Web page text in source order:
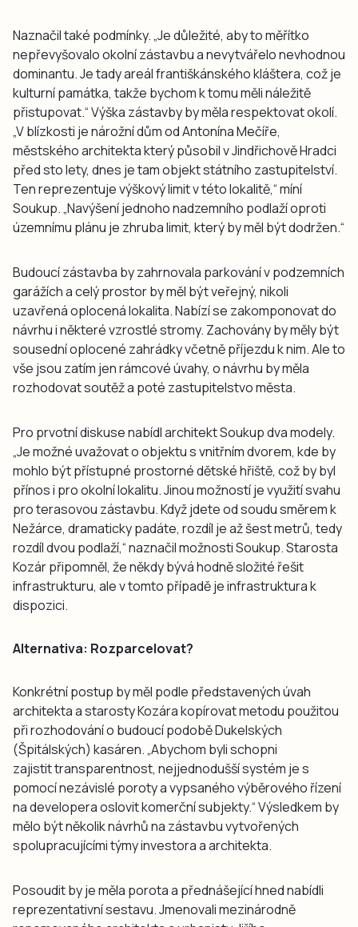
Naznačil také podmínky. „Je důležité, aby to měřítko
nepřevyšovalo okolní zástavbu a nevytvářelo nevhodnou
dominantu. Je tady areál františkánského kláštera, což je
kulturní památka, takže bychom k tomu měli náležitě
přistupovat.“ Výška zástavby by měla respektovat okolí.
„V blízkosti je nárožní dům od Antonína Mečíře,
městského architekta který působil v Jindřichově Hradci
před sto lety, dnes je tam objekt státního zastupitelství.
Ten reprezentuje výškový limit v této lokalitě,“ míní
Soukup. „Navýšení jednoho nadzemního podlaží oproti
územnímu plánu je zhruba limit, který by měl být dodržen.“
Budoucí zástavba by zahrnovala parkování v podzemních
garážích a celý prostor by měl být veřejný, nikoli
uzavřená oplocená lokalita. Nabízí se zakomponovat do
návrhu i některé vzrostlé stromy. Zachovány by měly být
sousední oplocené zahrádky včetně příjezdu k nim. Ale to
vše jsou zatím jen rámcové úvahy, o návrhu by měla
rozhodovat soutěž a poté zastupitelstvo města.
Pro prvotní diskuse nabídl architekt Soukup dva modely.
„Je možné uvažovat o objektu s vnitřním dvorem, kde by
mohlo být přístupné prostorné dětské hřiště, což by byl
přínos i pro okolní lokalitu. Jinou možností je využití svahu
pro terasovou zástavbu. Když jdete od soudu směrem k
Nežárce, dramaticky padáte, rozdíl je až šest metrů, tedy
rozdíl dvou podlaží,“ naznačil možnosti Soukup. Starosta
Kozár připomněl, že někdy bývá hodně složité řešit
infrastrukturu, ale v tomto případě je infrastruktura k
dispozici.
Alternativa: Rozparcelovat?
Konkrétní postup by měl podle představených úvah
architekta a starosty Kozára kopírovat metodu použitou
při rozhodování o budoucí podobě Dukelských
(Špitálských) kasáren. „Abychom byli schopni
zajistit transparentnost, nejjednodušší systém je s
pomocí nezávislé poroty a vypsaného výběrového řízení
na developera oslovit komerční subjekty.“ Výsledkem by
mělo být několik návrhů na zástavbu vytvořených
spolupracujícími týmy investora a architekta.
Posoudit by je měla porota a přednášející hned nabídli
reprezentativní sestavu. Jmenovali mezinárodně